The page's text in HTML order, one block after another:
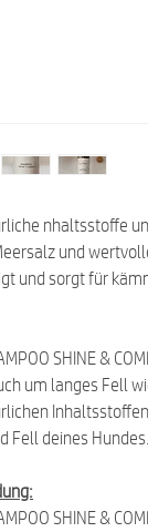
nhaltsstoffe
und
und sorgt für
SHINE &
um langes Fell
Fell deines Hundes.
SHINE &